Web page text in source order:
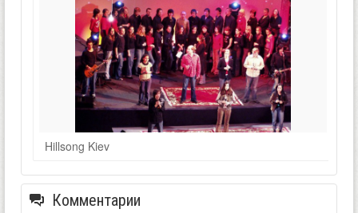
Hillsong Kiev
Комментарии